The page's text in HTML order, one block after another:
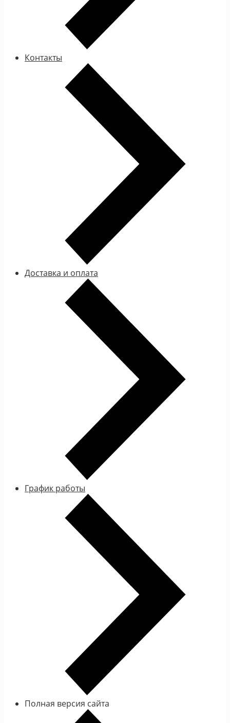
Контакты
Доставка и оплата
График работы
Полная версия сайта